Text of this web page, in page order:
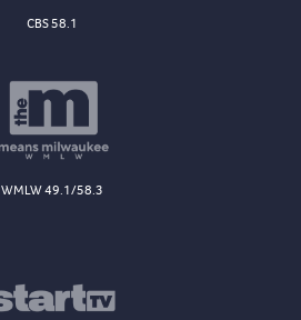
CBS 58.1
WMLW 49.1/58.3